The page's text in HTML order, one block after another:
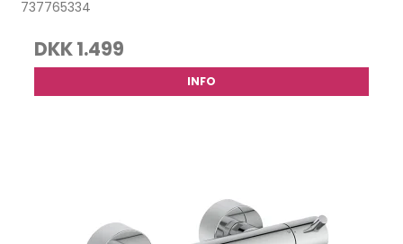
737765334
DKK 1.499
INFO